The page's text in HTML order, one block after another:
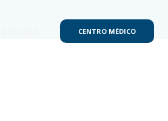
CENTRO MÉDICO